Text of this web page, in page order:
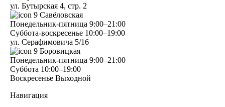
ул. Бутырская 4, стр. 2
9 Савёловская
Понедельник-пятница 9:00–21:00
Суббота-воскресенье 10:00–19:00
ул. Серафимовича 5/16
9 Боровицкая
Понедельник-пятница 9:00–21:00
Суббота 10:00–19:00
Воскресенье Выходной
Навигация